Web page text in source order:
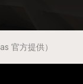
官方提供）